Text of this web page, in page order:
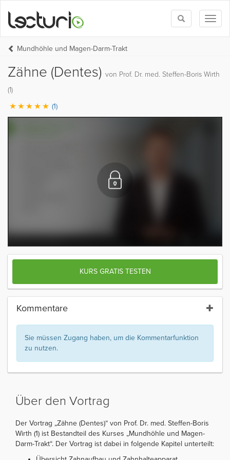
Toggle
search
Mundhöhle und Magen-Darm-Trakt
Zähne (Dentes) von Prof. Dr. med. Steffen-Boris Wirth
(1)
(1)
KURS GRATIS TESTEN
Kommentare
Sie müssen Zugang haben, um die Kommentarfunktion
zu nutzen.
Über den Vortrag
Der Vortrag „Zähne (Dentes)“ von Prof. Dr. med. Steffen-Boris
Wirth (1) ist Bestandteil des Kurses „Mundhöhle und Magen-
Darm-Trakt“. Der Vortrag ist dabei in folgende Kapitel unterteilt: